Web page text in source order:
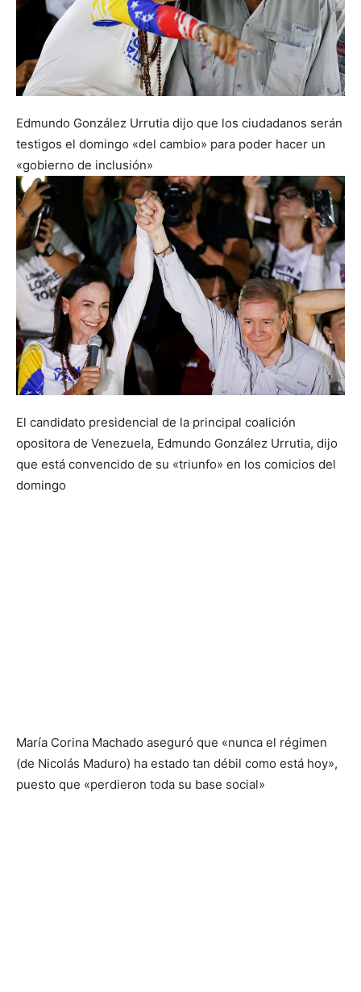
Edmundo González Urrutia dijo que los ciudadanos serán
testigos el domingo «del cambio» para poder hacer un
«gobierno de inclusión»
El candidato presidencial de la principal coalición
opositora de Venezuela, Edmundo González Urrutia, dijo
que está convencido de su «triunfo» en los comicios del
domingo
María Corina Machado aseguró que «nunca el régimen
(de Nicolás Maduro) ha estado tan débil como está hoy»,
puesto que «perdieron toda su base social»